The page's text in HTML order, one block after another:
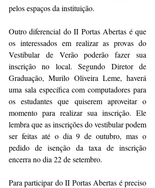
pelos espaços da instituição.
Outro diferencial do II Portas Abertas é que
os interessados em realizar as provas do
Vestibular de Verão poderão fazer sua
inscrição no local. Segundo Diretor de
Graduação, Murilo Oliveira Leme, haverá
uma sala específica com computadores para
os estudantes que quiserem aproveitar o
momento para realizar sua inscrição. Ele
lembra que as inscrições do vestibular podem
ser feitas até o dia 9 de outubro, mas o
pedido de isenção da taxa de inscrição
encerra no dia 22 de setembro.
Para participar do II Portas Abertas é preciso